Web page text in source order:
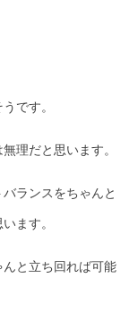
です。
理だと思います。
ランスをちゃんと
ます。
と立ち回れば可能